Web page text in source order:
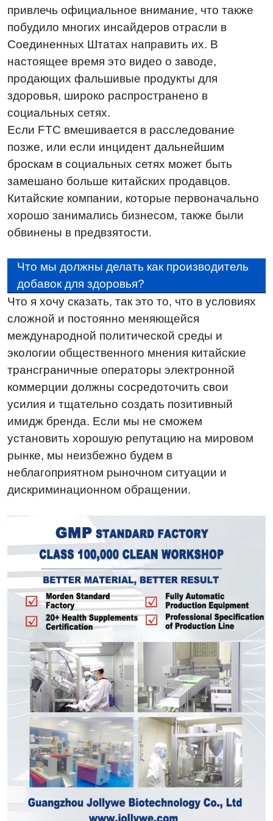
привлечь официальное внимание, что также
побудило многих инсайдеров отрасли в
Соединенных Штатах направить их. В
настоящее время это видео о заводе,
продающих фальшивые продукты для
здоровья, широко распространено в
социальных сетях.
Если FTC вмешивается в расследование
позже, или если инцидент дальнейшим
броскам в социальных сетях может быть
замешано больше китайских продавцов.
Китайские компании, которые первоначально
хорошо занимались бизнесом, также были
обвинены в предвзятости.
Что мы должны делать как производитель
добавок для здоровья?
Что я хочу сказать, так это то, что в условиях
сложной и постоянно меняющейся
международной политической среды и
экологии общественного мнения китайские
трансграничные операторы электронной
коммерции должны сосредоточить свои
усилия и тщательно создать позитивный
имидж бренда. Если мы не сможем
установить хорошую репутацию на мировом
рынке, мы неизбежно будем в
неблагоприятном рыночном ситуации и
дискриминационном обращении.